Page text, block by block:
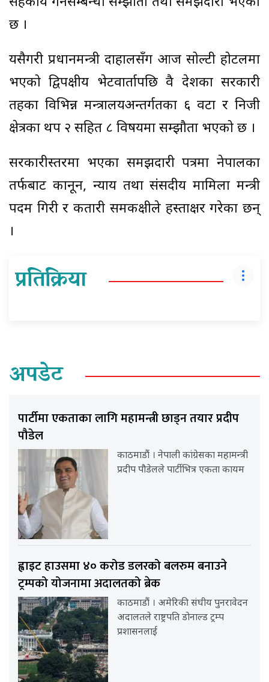
छ ।
यसैगरी प्रधानमन्त्री दाहालसँग आज सोल्टी होटलमा
भएको द्विपक्षीय भेटवार्तापछि दुवै देशका सरकारी
तहका विभिन्न मन्त्रालयअन्तर्गतका ६ वटा र निजी
क्षेत्रका थप २ सहित ८ विषयमा सम्झौता भएको छ ।
सरकारीस्तरमा भएका समझदारी पत्रमा नेपालका
तर्फबाट कानून, न्याय तथा संसदीय मामिला मन्त्री
पदम गिरी र कतारी समकक्षीले हस्ताक्षर गरेका छन्
।
प्रतिक्रिया
अपडेट
पार्टीमा एकताका लागि महामन्त्री छाड्न तयार प्रदीप
पौडेल
काठमाडौं । नेपाली कांग्रेसका महामन्त्री
प्रदीप पौडेलले पार्टीभित्र एकता कायम
ह्वाइट हाउसमा ४० करोड डलरको बलरुम बनाउने
ट्रम्पको योजनामा अदालतको ब्रेक
काठमाडौं । अमेरिकी संघीय पुनरावेदन
अदालतले राष्ट्रपति डोनाल्ड ट्रम्प
प्रशासनलाई